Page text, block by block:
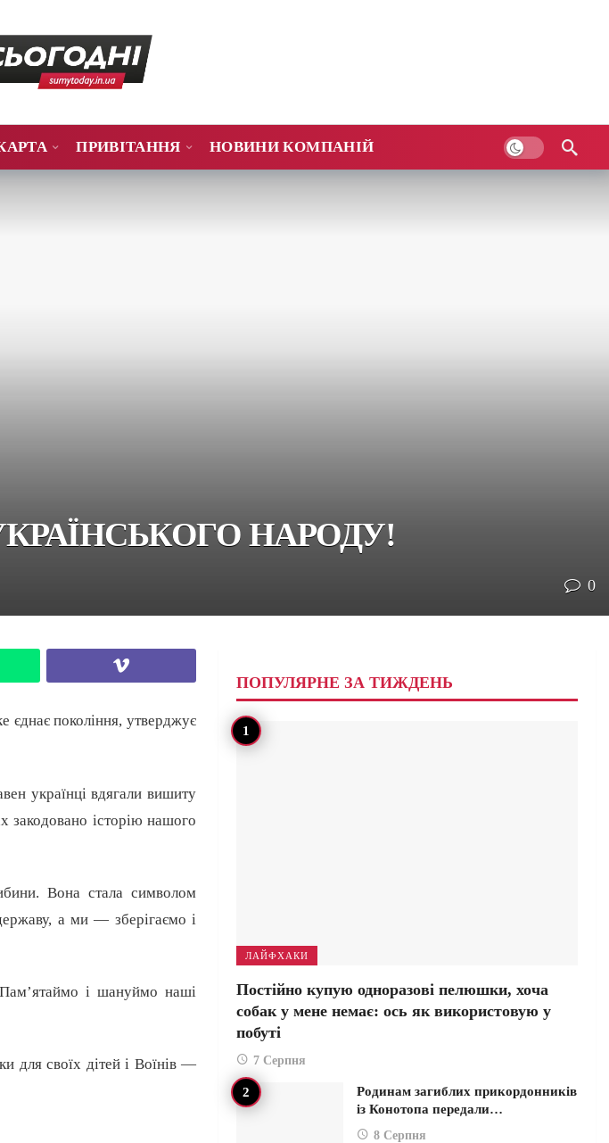
ПРИВІТАННЯ НОВИНИ КОМПАНІЙ
НАРОДУ!
0
покоління, утверджує
українці вдягали вишиту
закодовано історію нашого
Вона стала символом
а ми — зберігаємо і
Пам’ятаймо і шануймо наші
для своїх дітей і Воїнів —
ПОПУЛЯРНЕ ЗА ТИЖДЕНЬ
ЛАЙФХАКИ
Постійно купую одноразові пелюшки, хоча
собак у мене немає: ось як використовую у
побуті
7 Серпня
Родинам загиблих прикордонників
із Конотопа передали…
8 Серпня